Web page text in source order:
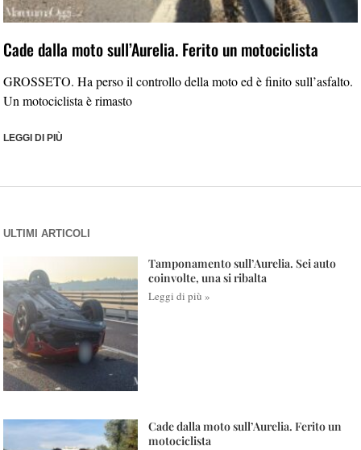
Cade dalla moto sull’Aurelia. Ferito un motociclista
GROSSETO. Ha perso il controllo della moto ed è finito sull’asfalto.
Un motociclista è rimasto
LEGGI DI PIÙ
ULTIMI ARTICOLI
Tamponamento sull’Aurelia. Sei auto
coinvolte, una si ribalta
Leggi di più »
Cade dalla moto sull’Aurelia. Ferito un
motociclista